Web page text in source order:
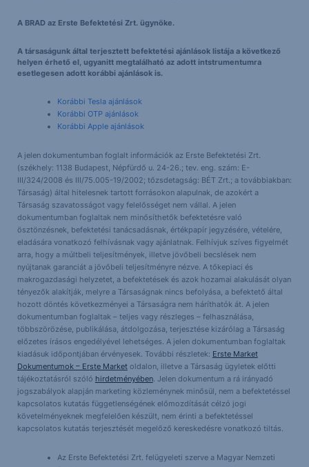
A BRAD az Erste Befektetési Zrt. ügynöke.
A társaságunk által terjesztett befektetési ajánlások listája a következő
helyen érhető el, ugyanitt megtalálható az adott intstrumentumra
esetlegesen adott korábbi ajánlások is.
Korábbi Tesla ajánlások
Korábbi OTP ajánlások
Korábbi Apple ajánlások
A jelen dokumentumban foglalt információk az Erste Befektetési Zrt.
(székhely: 1138 Budapest, Népfürdő u. 24-26.; tev. eng. szám: E-
III/324/2008 és III/75.005-19/2002; tőzsdetagság: BÉT Zrt.; a továbbiakban:
Társaság) által hitelesnek tartott forrásokon alapulnak, de azokért a
Társaság szavatosságot vagy felelősséget nem vállal. A jelen
dokumentumban foglaltak nem minősíthetők befektetésre való
ösztönzésnek, befektetési tanácsadásnak, értékpapír jegyzésére, vételére,
eladására vonatkozó felhívásnak vagy ajánlatnak. Felhívjuk szíves figyelmét
arra, hogy a múltbeli teljesítmények, illetve jövőbeli becslések nem
nyújtanak garanciát a jövőbeli teljesítményre nézve. A tőkepiaci és
makrogazdasági helyzetet, a befektetések és azok hozamai alakulását olyan
tényezők alakítják, melyre a Társaságnak nincs befolyása, a befektető által
hozott döntés következményei a Társaságra nem háríthatók át. A jelen
dokumentumban foglaltak – teljes vagy részleges – felhasználása,
többszörözése, publikálása, átdolgozása, terjesztése kizárólag a Társaság
előzetes írásos engedélyével lehetséges. A jelen dokumentumban foglaltak
kiadásuk időpontjában érvényesek. További részletek: Erste Market
Dokumentumok – Erste Marketoldalon, illetve a Társaság ügyletek előtti
tájékoztatásról szóló hirdetményében. Jelen dokumentum a rá irányadó
jogszabályok alapján marketing közleménynek minősül, nem a befektetéssel
kapcsolatos kutatás függetlenségének előmozdítását célzó jogi
követelményeknek megfelelően készült, nem érinti a befektetéssel
kapcsolatos kutatás terjesztését megelőző kereskedésre vonatkozó tiltás.
Az Erste Befektetési Zrt. felügyeleti szerve a Magyar Nemzeti